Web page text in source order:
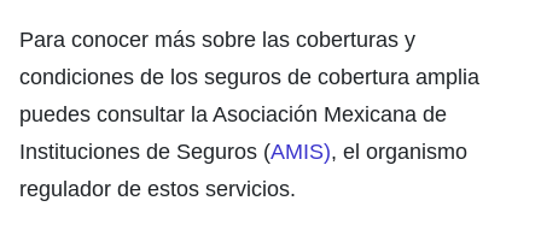
Para conocer más sobre las coberturas y
condiciones de los seguros de cobertura amplia
puedes consultar la Asociación Mexicana de
Instituciones de Seguros (AMIS), el organismo
regulador de estos servicios.